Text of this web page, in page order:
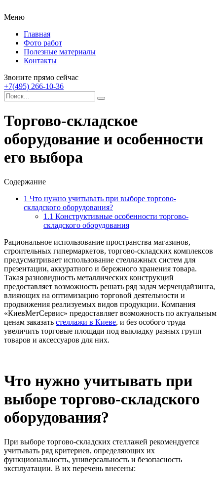
Меню
Главная
Фото работ
Полезные материалы
Контакты
Звоните прямо сейчас
+7(495) 266-10-36
Торгово-складское
оборудование и особенности
его выбора
Содержание
1 Что нужно учитывать при выборе торгово-
складского оборудования?
1.1 Конструктивные особенности торгово-
складского оборудования
Рациональное использование пространства магазинов,
строительных гипермаркетов, торгово-складских комплексов
предусматривает использование стеллажных систем для
презентации, аккуратного и бережного хранения товара.
Такая разновидность металлических конструкций
предоставляет возможность решать ряд задач мерчендайзинга,
влияющих на оптимизацию торговой деятельности и
продвижения реализуемых видов продукции. Компания
«КиевМетСервис» предоставляет возможность по актуальным
ценам заказать стеллажи в Киеве, и без особого труда
увеличить торговые площади под выкладку разных групп
товаров и аксессуаров для них.
Что нужно учитывать при
выборе торгово-складского
оборудования?
При выборе торгово-складских стеллажей рекомендуется
учитывать ряд критериев, определяющих их
функциональность, универсальность и безопасность
эксплуатации. В их перечень внесены: